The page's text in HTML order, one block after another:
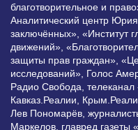
благотворительное и
Аналитический центр
заключённых», «Институт
движений»,
защиты прав граждан»,
исследований», Голос
Радио Свобода,
Кавказ.Реалии,
Лев Пономарёв,
Маркелов, главред газеты